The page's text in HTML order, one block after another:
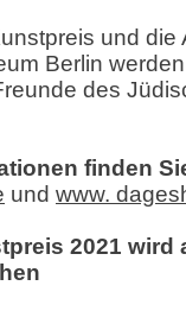
und die
Berlin
des
finden
und www.
2021 wird